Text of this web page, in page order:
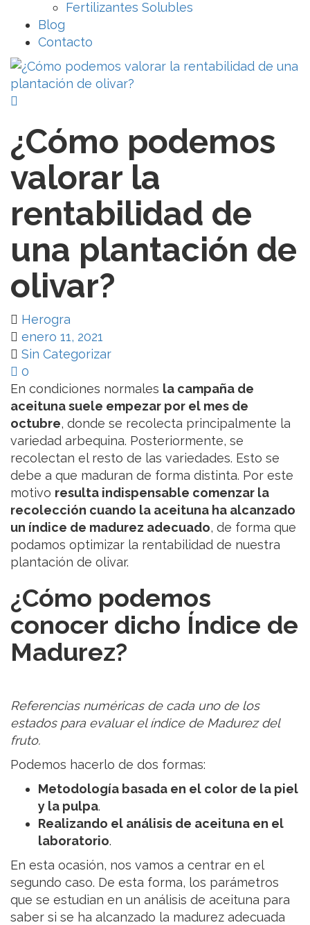
Fertilizantes Solubles
Blog
Contacto
¿Cómo podemos
valorar la
rentabilidad de
una plantación de
olivar?
Herogra
enero 11, 2021
Sin Categorizar
0
En condiciones normales la campaña de
aceituna suele empezar por el mes de
octubre, donde se recolecta principalmente la
variedad arbequina. Posteriormente, se
recolectan el resto de las variedades. Esto se
debe a que maduran de forma distinta. Por este
motivo resulta indispensable comenzar la
recolección cuando la aceituna ha alcanzado
un índice de madurez adecuado, de forma que
podamos optimizar la rentabilidad de nuestra
plantación de olivar.
¿Cómo podemos
conocer dicho Índice de
Madurez?
Referencias numéricas de cada uno de los
estados para evaluar el índice de Madurez del
fruto.
Podemos hacerlo de dos formas:
Metodología basada en el color de la piel
y la pulpa.
Realizando el análisis de aceituna en el
laboratorio.
En esta ocasión, nos vamos a centrar en el
segundo caso. De esta forma, los parámetros
que se estudian en un análisis de aceituna para
saber si se ha alcanzado la madurez adecuada